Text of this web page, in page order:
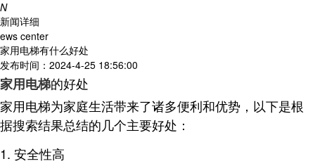
N
新闻详细
ews center
家用电梯有什么好处
发布时间：2024-4-25 18:56:00
家用电梯的好处
家用电梯为家庭生活带来了诸多便利和优势，以下是根
据搜索结果总结的几个主要好处：
1. 安全性高